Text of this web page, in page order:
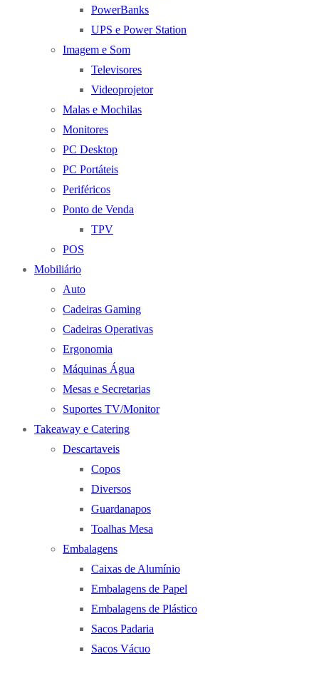
PowerBanks
UPS e Power Station
Imagem e Som
Televisores
Videoprojetor
Malas e Mochilas
Monitores
PC Desktop
PC Portáteis
Periféricos
Ponto de Venda
TPV
POS
Mobiliário
Auto
Cadeiras Gaming
Cadeiras Operativas
Ergonomia
Máquinas Água
Mesas e Secretarias
Suportes TV/Monitor
Takeaway e Catering
Descartaveis
Copos
Diversos
Guardanapos
Toalhas Mesa
Embalagens
Caixas de Alumínio
Embalagens de Papel
Embalagens de Plástico
Sacos Padaria
Sacos Vácuo